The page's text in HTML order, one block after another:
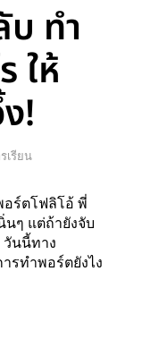
ทำ
ให้
!
เรียน
ร์ตโฟลิโอ้ พี่
นๆ แต่ถ้ายังจับ
วันนี้ทาง
รทำพอร์ตยังไง